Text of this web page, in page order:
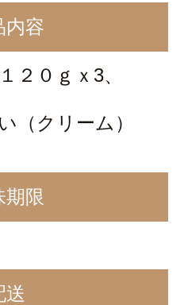
内容
２０ｇｘ3、
（クリーム）
期限
送